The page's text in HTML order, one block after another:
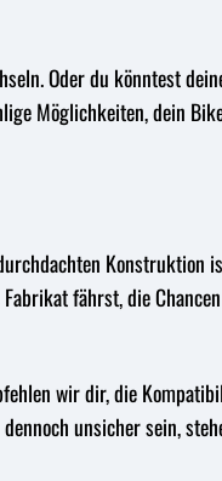
Oder du könntest
Möglichkeiten, dein
Konstruktion
fährst, die
wir dir, die
unsicher sein,